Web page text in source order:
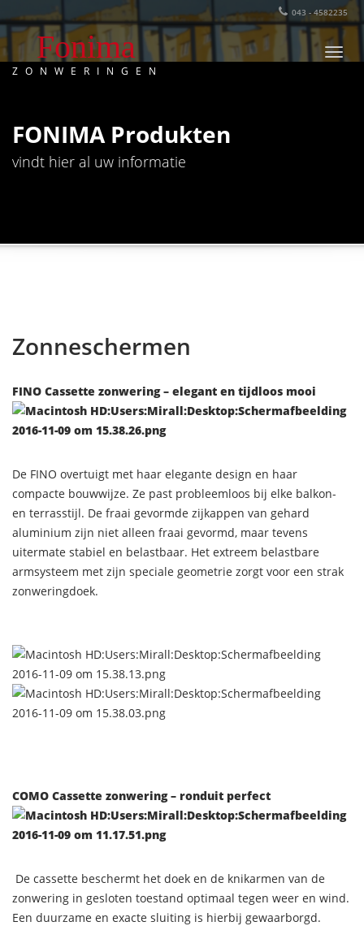
043 - 4582235
Fonima
ZONWERINGEN
FONIMA Produkten
vindt hier al uw informatie
Zonneschermen
FINO Cassette zonwering – elegant en tijdloos mooi
De FINO overtuigt met haar elegante design en haar
compacte bouwwijze. Ze past probleemloos bij elke balkon-
en terrasstijl. De fraai gevormde zijkappen van gehard
aluminium zijn niet alleen fraai gevormd, maar tevens
uitermate stabiel en belastbaar. Het extreem belastbare
armsysteem met zijn speciale geometrie zorgt voor een strak
zonweringdoek.
COMO Cassette zonwering – ronduit perfect
De cassette beschermt het doek en de knikarmen van de
zonwering in gesloten toestand optimaal tegen weer en wind.
Een duurzame en exacte sluiting is hierbij gewaarborgd.